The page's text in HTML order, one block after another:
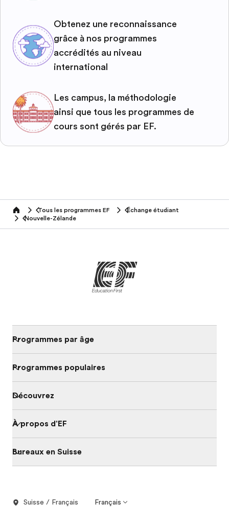
Obtenez une reconnaissance
grâce à nos programmes
accrédités au niveau
international
Les campus, la méthodologie
ainsi que tous les programmes de
cours sont gérés par EF.
home Tous les programmes EF
Échange étudiant
Nouvelle-Zélande
Programmes par âge
Programmes populaires
Découvrez
À propos d'EF
Bureaux en Suisse
Suisse / Français Français